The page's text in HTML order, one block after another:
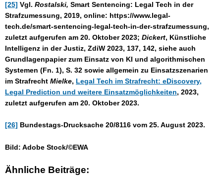
[25] Vgl. Rostalski, Smart Sentencing: Legal Tech in der
Strafzumessung, 2019, online: https://www.legal-
tech.de/smart-sentencing-legal-tech-in-der-strafzumessung,
zuletzt aufgerufen am 20. Oktober 2023; Dickert, Künstliche
Intelligenz in der Justiz, ZdiW 2023, 137, 142, siehe auch
Grundlagenpapier zum Einsatz von KI und algorithmischen
Systemen (Fn. 1), S. 32 sowie allgemein zu Einsatzszenarien
im Strafrecht Mielke, Legal Tech im Strafrecht: eDiscovery,
Legal Prediction und weitere Einsatzmöglichkeiten, 2023,
zuletzt aufgerufen am 20. Oktober 2023.
[26] Bundestags-Drucksache 20/8116 vom 25. August 2023.
Bild: Adobe Stock/©EWA
Ähnliche Beiträge: